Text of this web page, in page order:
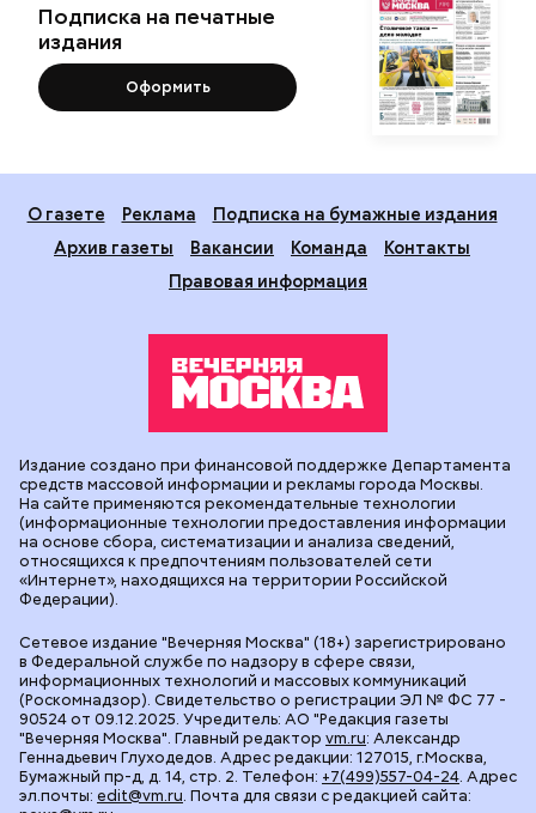
Подписка на печатные
издания
Оформить
О газете Реклама
Подписка на бумажные издания
Архив газеты
Вакансии Команда
Контакты
Правовая информация
Сетевое издание "Вечерняя Москва" (18+) зарегистрировано
в Федеральной службе по надзору в сфере связи,
информационных технологий и массовых коммуникаций
(Роскомнадзор). Свидетельство о регистрации ЭЛ № ФС 77 -
90524 от 09.12.2025. Учредитель: АО "Редакция газеты
"Вечерняя Москва". Главный редактор vm.ru: Александр
Геннадьевич Глуходедов. Адрес редакции: 127015, г.Москва,
Бумажный пр-д, д. 14, стр. 2. Телефон: +7(499)557-04-24. Адрес
эл.почты: edit@vm.ru. Почта для связи с редакцией сайта:
Издание создано при финансовой поддержке Департамента
средств массовой информации и рекламы города Москвы.
На сайте применяются рекомендательные технологии
(информационные технологии предоставления информации
на основе сбора, систематизации и анализа сведений,
относящихся к предпочтениям пользователей сети
«Интернет», находящихся на территории Российской
Федерации).